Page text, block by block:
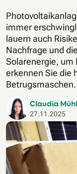
immer
lauern auch
Nachfrage und
Solarenergie, um
erkennen Sie die
Betrugsmaschen.
Claudia
27.11.2025